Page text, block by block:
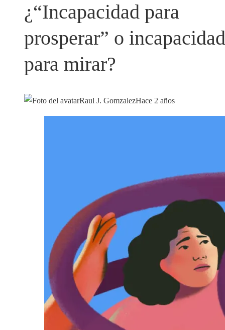
¿“Incapacidad para
prosperar” o incapacidad
para mirar?
Raul J. GomzalezHace 2 años